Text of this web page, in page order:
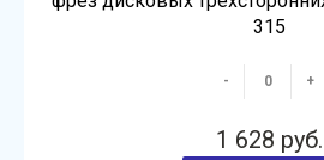
315
- +
1 628 руб.